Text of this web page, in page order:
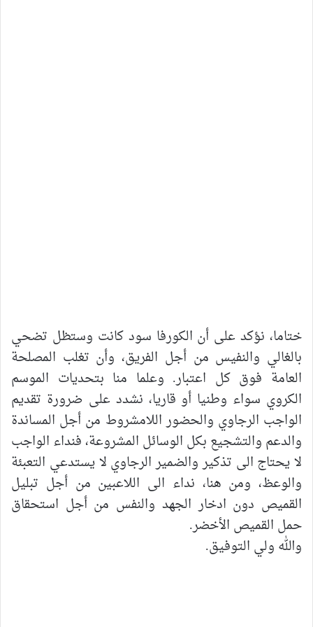
‎ختاما، نؤكد على أن الكورفا سود كانت وستظل تضحي
بالغالي والنفيس من أجل الفريق، وأن تغلب المصلحة
العامة فوق كل اعتبار. وعلما منا بتحديات الموسم
الكروي سواء وطنيا أو قاريا، نشدد على ضرورة تقديم
الواجب الرجاوي والحضور اللامشروط من أجل المساندة
والدعم والتشجيع بكل الوسائل المشروعة، فنداء الواجب
لا يحتاج الى تذكير والضمير الرجاوي لا يستدعي التعبئة
والوعظ، ومن هنا، نداء الى اللاعبين من أجل تبليل
القميص دون ادخار الجهد والنفس من أجل استحقاق
حمل القميص الأخضر.
والله ولي التوفيق.